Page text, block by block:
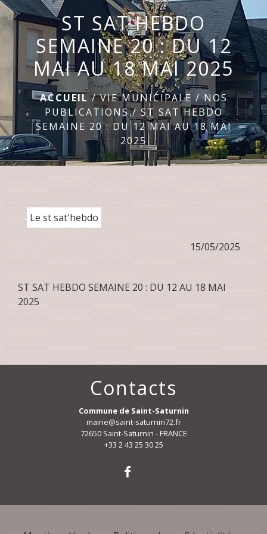
menu
ST SAT HEBDO
SEMAINE 20 : DU 12
MAI AU 18 MAI 2025
ACCUEIL/VIE MUNICIPALE /NOS
PUBLICATIONS/ ST SAT HEBDO
SEMAINE 20 : DU 12 MAI AU 18 MAI
2025
Le st sat'hebdo
15/05/2025
ST SAT HEBDO SEMAINE 20 : DU 12 AU 18 MAI
2025
Contacts
Commune de Saint-Saturnin
mairie@saint-saturnin72.fr
72650 Saint-Saturnin - FRANCE
+33 2 43 25 30 25